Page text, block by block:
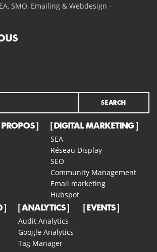
SMO, Emailing & Webdesign -
DIGITAL MARKETING
SEA
Réseau Display
SEO
Community Management
Email marketing
Hubspot
ANALYTICS
Audit Analytics
Google Analytics
Tag Manager
EVENTS